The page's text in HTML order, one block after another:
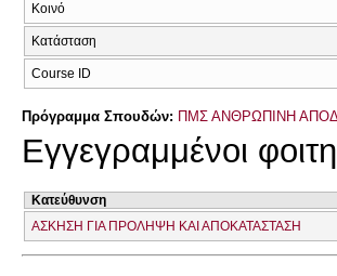
Κοινό
Κατάσταση
Course ID
Πρόγραμμα Σπουδών: ΠΜΣ ΑΝΘΡΩΠΙΝΗ
Εγγεγραμμένοι
Κατεύθυνση
ΑΣΚΗΣΗ ΓΙΑ ΠΡΟΛΗΨΗ ΚΑΙ ΑΠΟΚΑΤΑΣΤΑΣΗ